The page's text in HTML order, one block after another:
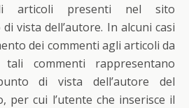
articoli presenti nel sito
vista dell’autore. In alcuni casi
dei commenti agli articoli da
commenti rappresentano
di vista dell’autore del
per cui l’utente che inserisce il